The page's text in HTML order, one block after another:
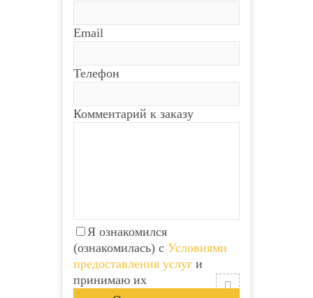
Email
Телефон
Комментарий к заказу
Я ознакомился
(ознакомилась) с Условиями
предоставления услуг и
принимаю их